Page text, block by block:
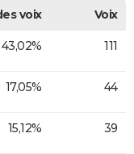
voix
Voix
43,02% 111
17,05% 44
15,12% 39